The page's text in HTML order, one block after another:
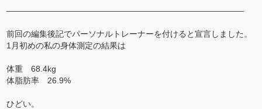
―――――――――――――――――――――――――――――
前回の編集後記でパーソナルトレーナーを付けると宣言しました。
1月初めの私の身体測定の結果は
体重 68.4kg
体脂肪率 26.9%
ひどい。